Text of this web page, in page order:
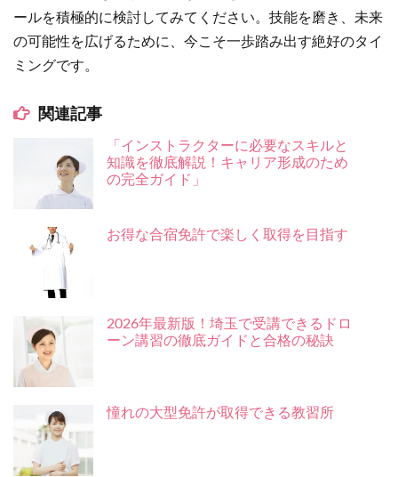
ールを積極的に検討してみてください。技能を磨き、未来
の可能性を広げるために、今こそ一歩踏み出す絶好のタイ
ミングです。
関連記事
「インストラクターに必要なスキルと
知識を徹底解説！キャリア形成のため
の完全ガイド」
お得な合宿免許で楽しく取得を目指す
2026年最新版！埼玉で受講できるドロ
ーン講習の徹底ガイドと合格の秘訣
憧れの大型免許が取得できる教習所